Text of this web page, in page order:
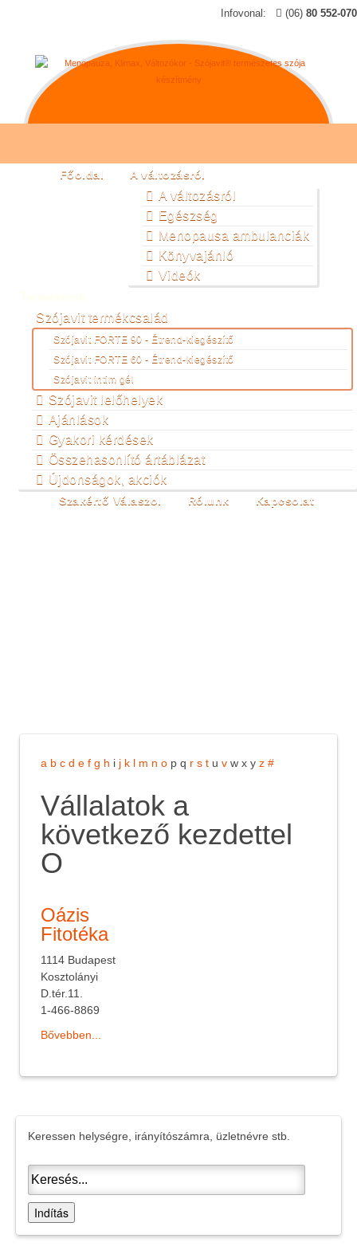
Infovonal: (06) 80 552-070
Főoldal A változásról
A változásról
Egészség
Menopausa ambulanciák
Könyvajánló
Videók
Szójavit termékcsalád
Szójavit FORTE 90 - Étrend-kiegészítő
Szójavit FORTE 60 - Étrend-kiegészítő
Szójavit intim gél
Szójavit lelőhelyek
Ajánlások
Gyakori kérdések
Összehasonlító ártáblázat
Újdonságok, akciók
Szakértő Válaszol Rólunk Kapcsolat
a b c d e f g h i j k l m n o p q r s t u v w x y z #
Vállalatok a
következő kezdettel
O
Oázis
Fitotéka
1114 Budapest
Kosztolányi
D.tér.11.
1-466-8869
Bővebben...
Keressen helységre, irányítószámra, üzletnévre stb.
Indítás